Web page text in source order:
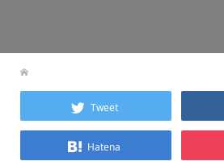
Tweet
Hatena